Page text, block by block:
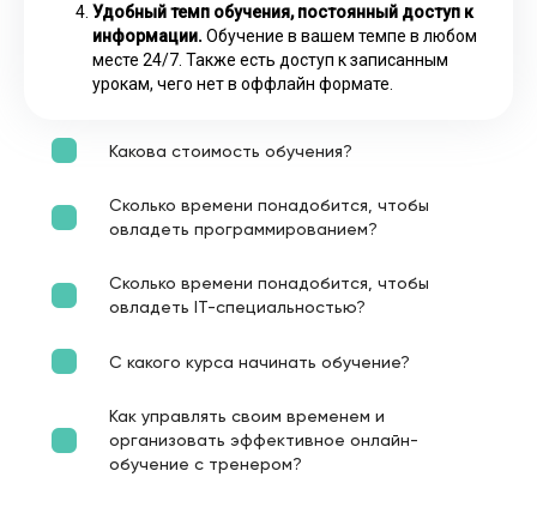
Удобный темп обучения, постоянный доступ к
информации. Обучение в вашем темпе в любом
месте 24/7. Также есть доступ к записанным
урокам, чего нет в оффлайн формате.
Какова стоимость обучения?
Сколько времени понадобится, чтобы
овладеть программированием?
Сколько времени понадобится, чтобы
овладеть IT-специальностью?
С какого курса начинать обучение?
Как управлять своим временем и
организовать эффективное онлайн-
обучение с тренером?